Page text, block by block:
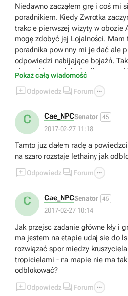
Niedawno zacząłem grę i coś mi
poradnikiem. Kiedy Zwrotka
trakcie pierwszej wizyty w obozie
mogę zdobyć jej Lojalności. Mam
poradnika powinny mi je dać ale
odpowiedzi nabijające bojaźń.
obozu. Mogę zdobyć tylko
jestem za nimi.
Pokaż całą wiadomość
Odpowiedz  Forum 
C Cae_NPCSenator 45
2017-02-27 11:18
Tamto juz dałem radę a
na szaro rozstaje lethainy jak
Odpowiedz  Forum 
C Cae_NPCSenator 45
2017-02-27 10:14
Jak przejsc zadanie główne kły i
ma jestem na etapie udaj sie do
rozwiązać spor miedzy
tropicielami - na mapie nie ma
odblokować?
Odpowiedz  Forum 